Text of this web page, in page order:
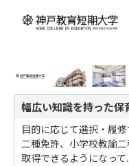
幅広い知識を持った保
目的に応じて選択・履
二種免許、小学校教諭
取得できるようになって